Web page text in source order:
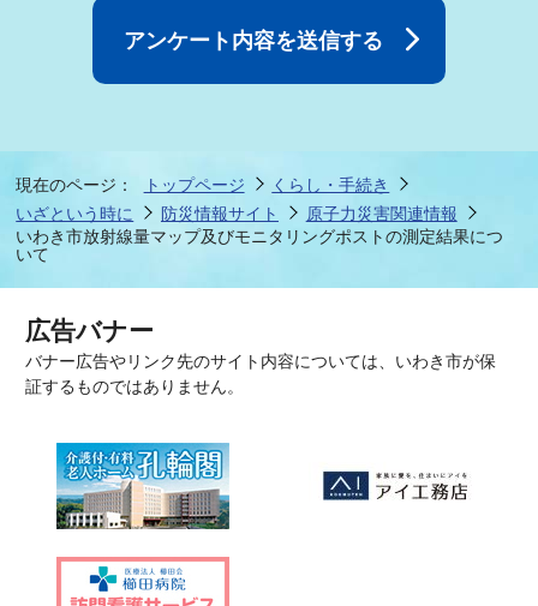
現在のページ： トップページ
くらし・手続き
いざという時に
防災情報サイト
原子力災害関連情報
いわき市放射線量マップ及びモニタリングポストの測定結果につ
いて
広告バナー
バナー広告やリンク先のサイト内容については、いわき市が保
証するものではありません。